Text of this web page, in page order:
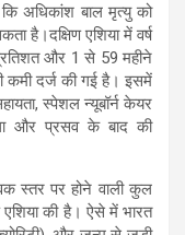
अधिकांश बाल मृत्यु को
है।दक्षिण एशिया में वर्ष
और 1 से 59 महीने
दर्ज की गई है। इसमें
स्पेशल न्यूबॉर्न केयर
और प्रसव के बाद की
स्तर पर होने वाली कुल
एशिया की है। ऐसे में भारत